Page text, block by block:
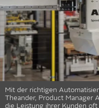
Mit der richtigen
Theander, Product Manager
die Leistung ihrer Kunden